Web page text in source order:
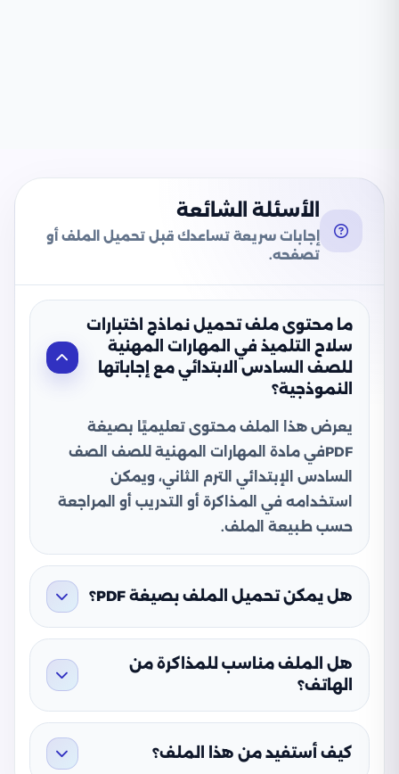
الأسئلة الشائعة
إجابات سريعة تساعدك قبل تحميل الملف أو
تصفحه.
ما محتوى ملف تحميل نماذج اختبارات
سلاح التلميذ في المهارات المهنية
للصف السادس الابتدائي مع إجاباتها
النموذجية؟
يعرض هذا الملف محتوى تعليميًا بصيغة
PDFفي مادة المهارات المهنية للصف الصف
السادس الإبتدائي الترم الثاني، ويمكن
استخدامه في المذاكرة أو التدريب أو المراجعة
حسب طبيعة الملف.
هل يمكن تحميل الملف بصيغة PDF؟
هل الملف مناسب للمذاكرة من
الهاتف؟
كيف أستفيد من هذا الملف؟